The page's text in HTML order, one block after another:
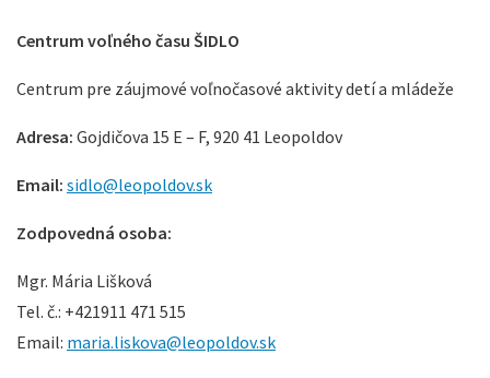
Centrum voľného času ŠIDLO
Centrum pre záujmové voľnočasové aktivity detí a mládeže
Adresa: Gojdičova 15 E – F, 920 41 Leopoldov
Email: sidlo@leopoldov.sk
Zodpovedná osoba:
Mgr. Mária Lišková
Tel. č.: +421911 471 515
Email: maria.liskova@leopoldov.sk